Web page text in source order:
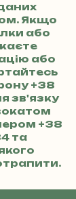
Якщо
або
або
+38
зв'язку
+38
та